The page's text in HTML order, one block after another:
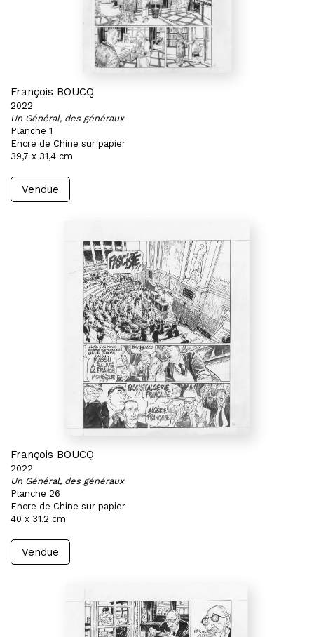
François BOUCQ
2022
Un Général, des généraux
Planche 1
Encre de Chine sur papier
39,7 x 31,4 cm
Vendue
François BOUCQ
2022
Un Général, des généraux
Planche 26
Encre de Chine sur papier
40 x 31,2 cm
Vendue